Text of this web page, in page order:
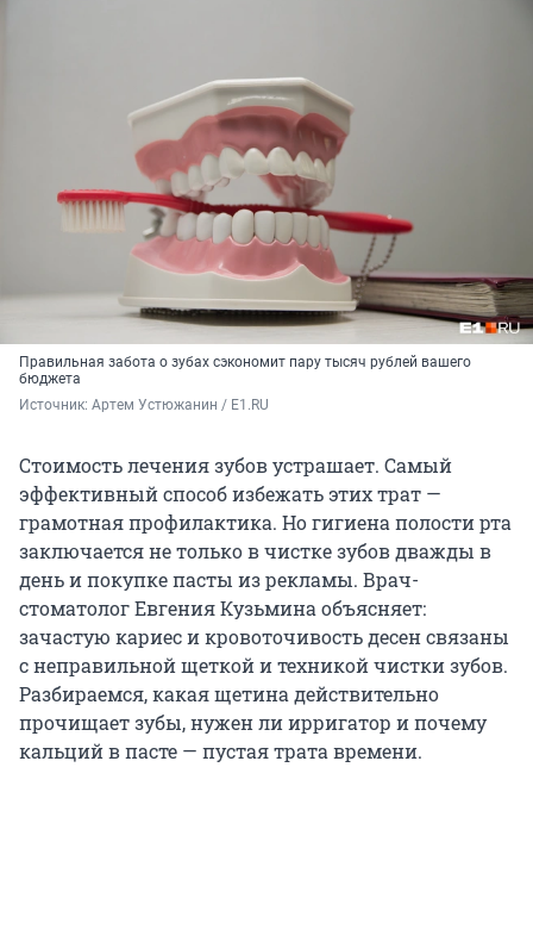
Правильная забота о зубах сэкономит пару тысяч рублей вашего
бюджета
Источник: Артем Устюжанин / E1.RU
Стоимость лечения зубов устрашает. Самый
эффективный способ избежать этих трат —
грамотная профилактика. Но гигиена полости рта
заключается не только в чистке зубов дважды в
день и покупке пасты из рекламы. Врач-
стоматолог Евгения Кузьмина объясняет:
зачастую кариес и кровоточивость десен связаны
с неправильной щеткой и техникой чистки зубов.
Разбираемся, какая щетина действительно
прочищает зубы, нужен ли ирригатор и почему
кальций в пасте — пустая трата времени.